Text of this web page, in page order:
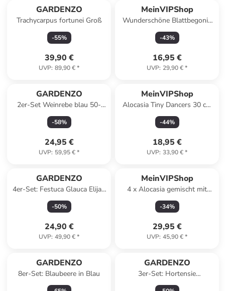
GARDENZO
Trachycarpus fortunei Groß
-55%
39,90 €
UVP: 89,90 €*
MeinVIPShop
Wunderschöne Blattbegonie
Sunset Zimmerpflanze
-43%
16,95 €
UVP: 29,90 €*
GARDENZO
2er-Set Weinrebe blau 50-
60cm 2L Topf
-58%
24,95 €
UVP: 59,95 €*
MeinVIPShop
Alocasia Tiny Dancers 30 cm
Zimmerpflanze
-44%
18,95 €
UVP: 33,90 €*
GARDENZO
4er-Set: Festuca Glauca Elijah
Blue in Blau
-50%
24,90 €
UVP: 49,90 €*
MeinVIPShop
4 x Alocasia gemischt mit
Übertopf Pflanzenset
-34%
29,95 €
UVP: 45,90 €*
GARDENZO
8er-Set: Blaubeere in Blau
GARDENZO
3er-Set: Hortensie
(Hydrangea macrophylla) in